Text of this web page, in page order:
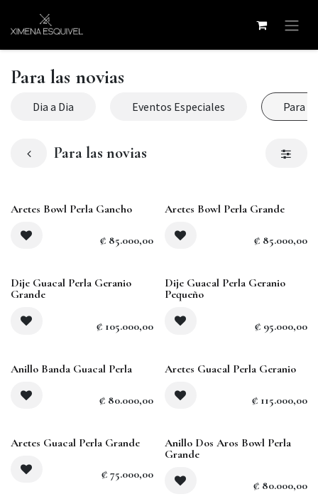
Para las novias
Dia a Dia Eventos Especiales Para
Para las novias
Agotado
Aretes Bowl Perla Gancho
₡ 85.000,00
Aretes Bowl Perla Grande
₡ 85.000,00
Dije Guacal Perla Geranio
Grande
₡ 105.000,00
Agotado
Dije Guacal Perla Geranio
Pequeño
₡ 95.000,00
Anillo Banda Guacal Perla
₡ 80.000,00
Aretes Guacal Perla Geranio
₡ 115.000,00
Aretes Guacal Perla Grande
₡ 75.000,00
Anillo Dos Aros Bowl Perla
Grande
₡ 80.000,00